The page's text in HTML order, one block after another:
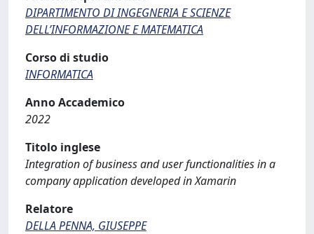
DIPARTIMENTO DI INGEGNERIA E SCIENZE
DELL’INFORMAZIONE E MATEMATICA
Corso di studio
INFORMATICA
Anno Accademico
2022
Titolo inglese
Integration of business and user functionalities in a
company application developed in Xamarin
Relatore
DELLA PENNA, GIUSEPPE